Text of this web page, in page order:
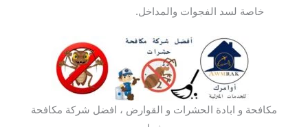
خاصة لسد الفجوات والمداخل.
مكافحة و ابادة الحشرات و القوارض ، افضل شركة مكافحة